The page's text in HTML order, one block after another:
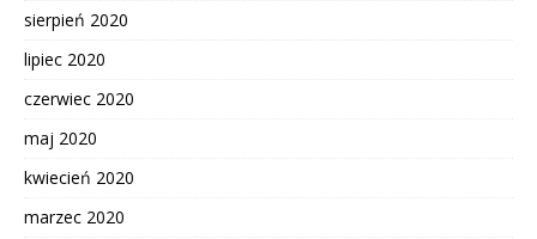
sierpień 2020
lipiec 2020
czerwiec 2020
maj 2020
kwiecień 2020
marzec 2020